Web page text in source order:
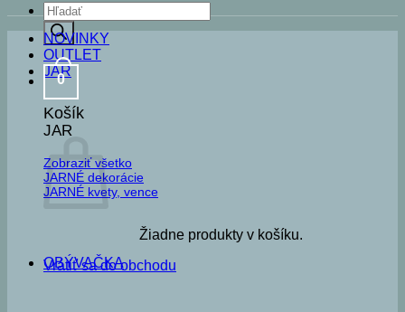
Products
search
0
Košík
Žiadne produkty v košíku.
Vrátiť sa do obchodu
NOVINKY
OUTLET
JAR
JAR
Zobraziť všetko
JARNÉ dekorácie
JARNÉ kvety, vence
OBÝVAČKA